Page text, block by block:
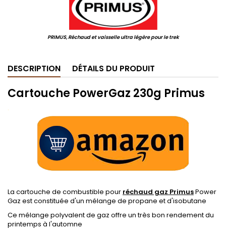
PRIMUS, Réchaud et vaisselle ultra légère pour le trek
DESCRIPTION DÉTAILS DU PRODUIT
Cartouche PowerGaz 230g Primus
.
La cartouche de combustible pour réchaud gaz PrimusPower
Gaz est constituée d'un mélange de propane et d'isobutane
Ce mélange polyvalent de gaz offre un très bon rendement du
printemps à l'automne